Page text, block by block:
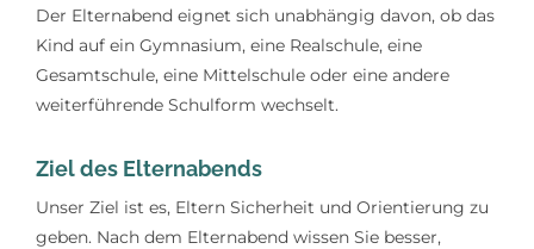
Der Elternabend eignet sich unabhängig davon, ob das
Kind auf ein Gymnasium, eine Realschule, eine
Gesamtschule, eine Mittelschule oder eine andere
weiterführende Schulform wechselt.
Ziel des Elternabends
Unser Ziel ist es, Eltern Sicherheit und Orientierung zu
geben. Nach dem Elternabend wissen Sie besser,